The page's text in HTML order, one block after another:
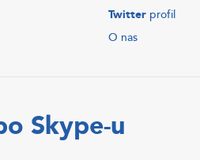
Twitter profil
O nas
Skype-u